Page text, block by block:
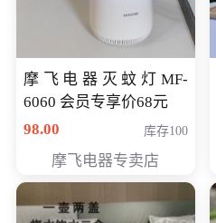
摩飞电器灭蚊灯MF-
6060 会员专享价68元
98.00
库存100
摩飞电器专卖店